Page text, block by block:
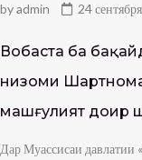
byadmin 24
Вобаста ба
низоми
машғулият доир
Дар Муассисаи давлатии